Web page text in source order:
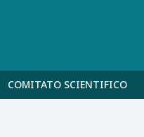
COMITATO SCIENTIFICO